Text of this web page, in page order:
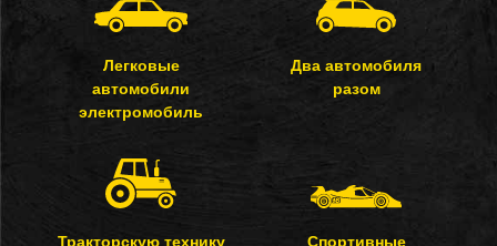
Легковые
автомобили
электромобиль
Два автомобиля
разом
Тракторскую технику
Спортивные